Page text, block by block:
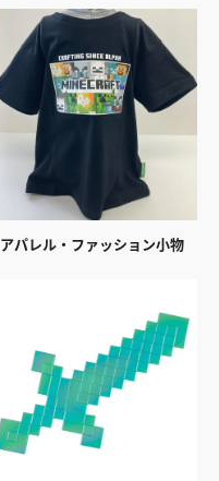
アパレル・ファッション小物